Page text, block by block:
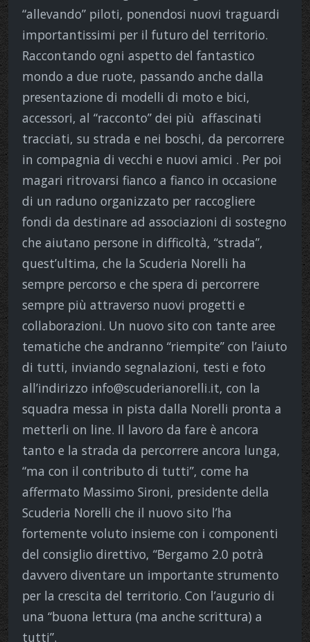
“allevando” piloti, ponendosi nuovi traguardi
importantissimi per il futuro del territorio.
Raccontando ogni aspetto del fantastico
mondo a due ruote, passando anche dalla
presentazione di modelli di moto e bici,
accessori, al “racconto” dei più affascinati
tracciati, su strada e nei boschi, da percorrere
in compagnia di vecchi e nuovi amici . Per poi
magari ritrovarsi fianco a fianco in occasione
di un raduno organizzato per raccogliere
fondi da destinare ad associazioni di sostegno
che aiutano persone in difficoltà, “strada”,
quest’ultima, che la Scuderia Norelli ha
sempre percorso e che spera di percorrere
sempre più attraverso nuovi progetti e
collaborazioni. Un nuovo sito con tante aree
tematiche che andranno “riempite” con l’aiuto
di tutti, inviando segnalazioni, testi e foto
all’indirizzo info@scuderianorelli.it, con la
squadra messa in pista dalla Norelli pronta a
metterli on line. Il lavoro da fare è ancora
tanto e la strada da percorrere ancora lunga,
“ma con il contributo di tutti”, come ha
affermato Massimo Sironi, presidente della
Scuderia Norelli che il nuovo sito l’ha
fortemente voluto insieme con i componenti
del consiglio direttivo, “Bergamo 2.0 potrà
davvero diventare un importante strumento
per la crescita del territorio. Con l’augurio di
una “buona lettura (ma anche scrittura) a
tutti”.